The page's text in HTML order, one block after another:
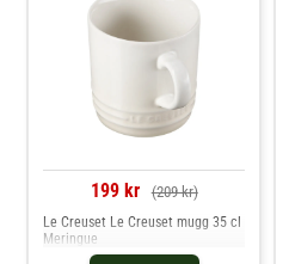
199 kr (209 kr)
Le Creuset Le Creuset mugg 35 cl
Meringue